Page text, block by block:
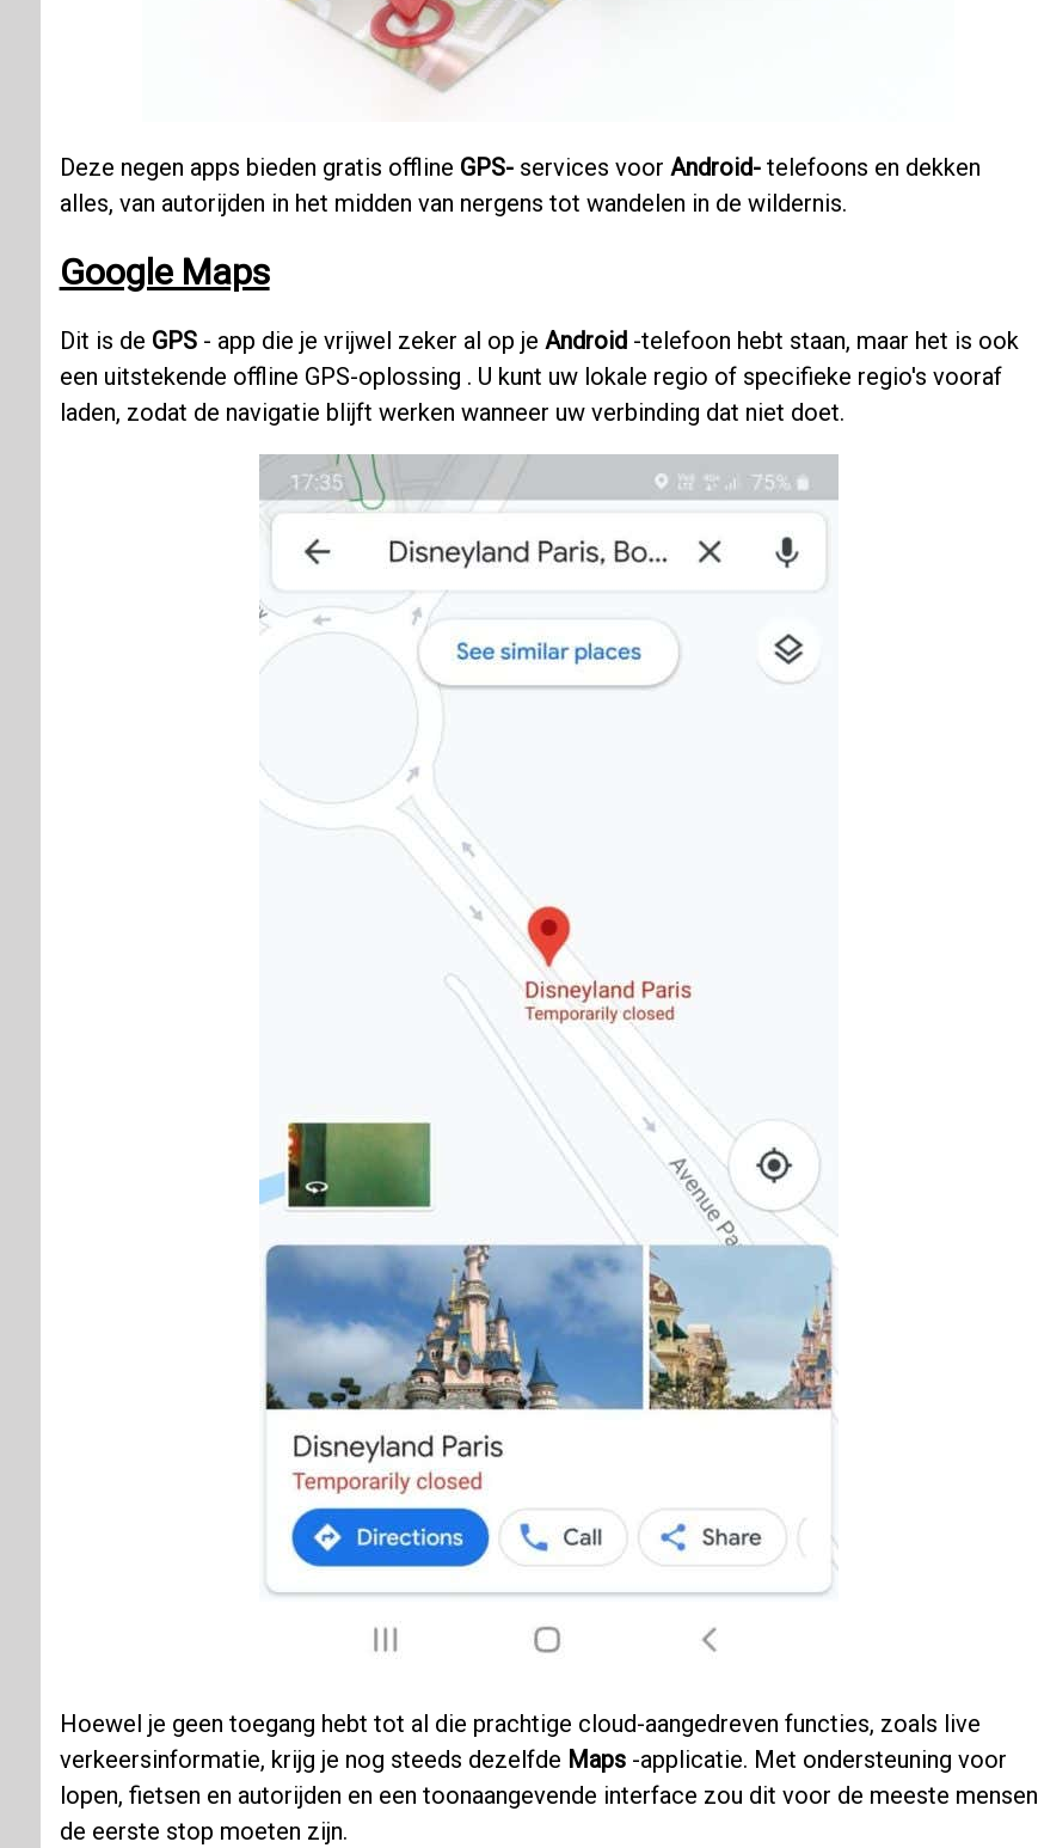
Deze negen apps bieden gratis offline GPS-services voor Android-telefoons en dekken
alles, van autorijden in het midden van nergens tot wandelen in de wildernis.
Google Maps
Dit is de GPS- app die je vrijwel zeker al op je Android-telefoon hebt staan, maar het is ook
een uitstekende offline GPS-oplossing . U kunt uw lokale regio of specifieke regio's vooraf
laden, zodat de navigatie blijft werken wanneer uw verbinding dat niet doet.
Hoewel je geen toegang hebt tot al die prachtige cloud-aangedreven functies, zoals live
verkeersinformatie, krijg je nog steeds dezelfde Maps-applicatie. Met ondersteuning voor
lopen, fietsen en autorijden en een toonaangevende interface zou dit voor de meeste mensen
de eerste stop moeten zijn.